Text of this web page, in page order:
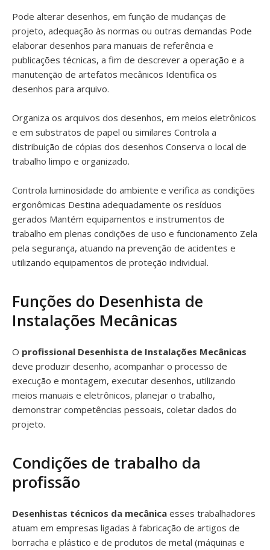
Pode alterar desenhos, em função de mudanças de
projeto, adequação às normas ou outras demandas Pode
elaborar desenhos para manuais de referência e
publicações técnicas, a fim de descrever a operação e a
manutenção de artefatos mecânicos Identifica os
desenhos para arquivo.
Organiza os arquivos dos desenhos, em meios eletrônicos
e em substratos de papel ou similares Controla a
distribuição de cópias dos desenhos Conserva o local de
trabalho limpo e organizado.
Controla luminosidade do ambiente e verifica as condições
ergonômicas Destina adequadamente os resíduos
gerados Mantém equipamentos e instrumentos de
trabalho em plenas condições de uso e funcionamento Zela
pela segurança, atuando na prevenção de acidentes e
utilizando equipamentos de proteção individual.
Funções do Desenhista de
Instalações Mecânicas
O profissional Desenhista de Instalações Mecânicas
deve produzir desenho, acompanhar o processo de
execução e montagem, executar desenhos, utilizando
meios manuais e eletrônicos, planejar o trabalho,
demonstrar competências pessoais, coletar dados do
projeto.
Condições de trabalho da
profissão
Desenhistas técnicos da mecânica esses trabalhadores
atuam em empresas ligadas à fabricação de artigos de
borracha e plástico e de produtos de metal (máquinas e